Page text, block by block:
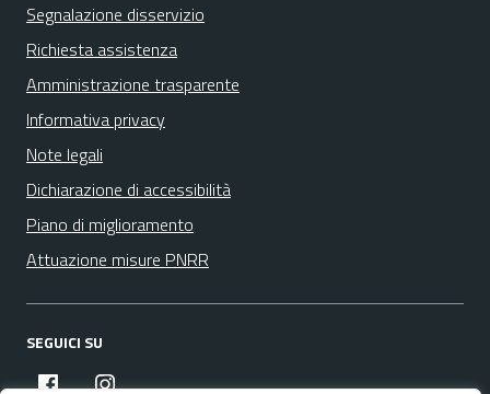
Segnalazione disservizio
Richiesta assistenza
Amministrazione trasparente
Informativa privacy
Note legali
Dichiarazione di accessibilità
Piano di miglioramento
Attuazione misure PNRR
SEGUICI SU
facebookinstagram